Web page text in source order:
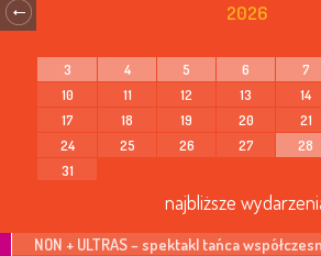
2026
3
4 5 6 7
10
11 12 13 14
17
18 19 20 21
24
25 26 27 28
31
najbliższe
NON + ULTRAS – spektakl tańca